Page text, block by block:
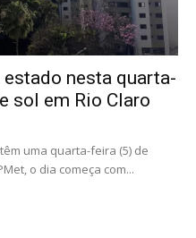
nesta quarta-
sol em Rio Claro
uma quarta-feira (5) de
o dia começa com...